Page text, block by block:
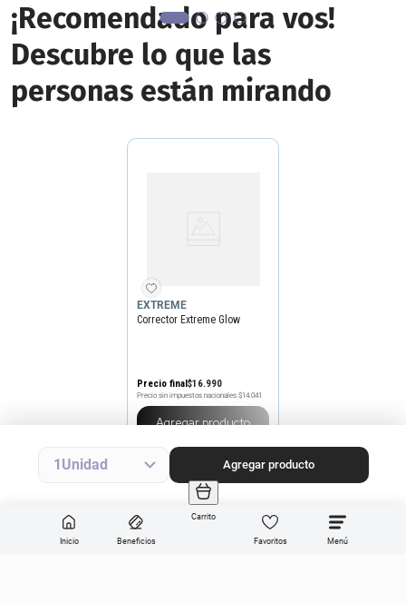
Inicio Beneficios
Carrito
Favoritos
1 Agregar producto
¡Recomendado para vos!
Descubre lo que las
personas están mirando
EXTREME
Corrector Extreme Glow
Precio final$16.990
Precio sin impuestos nacionales $14.041
Agregar producto